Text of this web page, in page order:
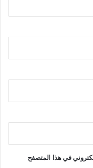
في هذا المتصفح